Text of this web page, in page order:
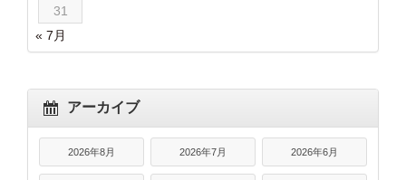
31
« 7月
アーカイブ
2026年8月 2026年7月 2026年6月